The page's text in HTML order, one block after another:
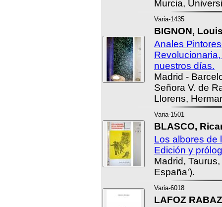
Murcia,
Varia-1435
BIGNON,
Anales
nuestros días.
Madrid -
Señora V. de
Llorens,
Varia-1501
BLASCO,
Los albores de
Edición y
Madrid,
España').
Varia-6018
LAFOZ